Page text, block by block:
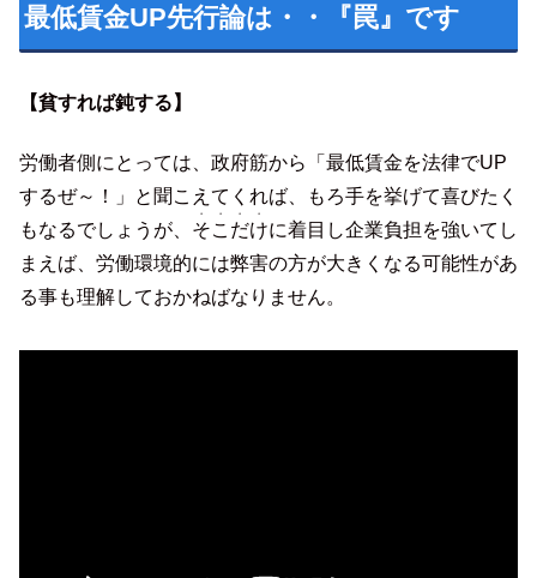
最低賃金UP先行論は・・『罠』です
【貧すれば鈍する】
労働者側にとっては、政府筋から「最低賃金を法律でUP
するぜ～！」と聞こえてくれば、もろ手を挙げて喜びたく
もなるでしょうが、 そこだけ
・・・・
に着目し企業負担を強いてし
まえば、労働環境的には弊害の方が大きくなる可能性があ
る事も理解しておかねばなりません。